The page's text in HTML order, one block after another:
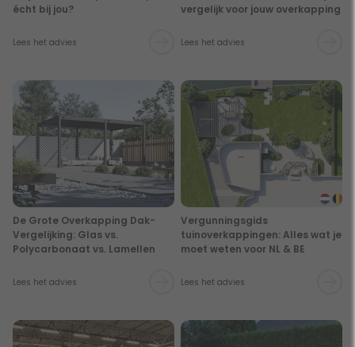
écht bij jou?
Lees het advies
vergelijk voor jouw overkapping
Lees het advies
De Grote Overkapping Dak-
Vergelijking: Glas vs.
Polycarbonaat vs. Lamellen
Lees het advies
Vergunningsgids
tuinoverkappingen: Alles wat je
moet weten voor NL & BE
Lees het advies